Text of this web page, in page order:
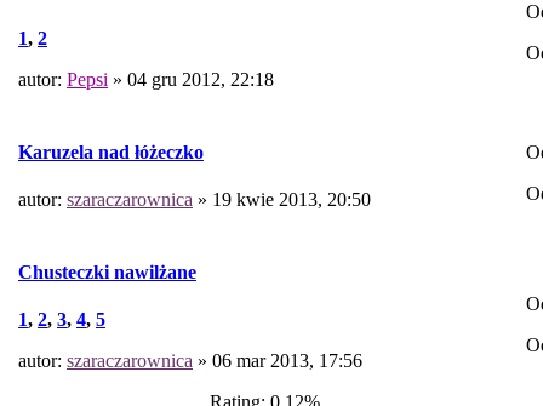
1, 2
autor: Pepsi » 04 gru 2012, 22:18
Karuzela nad łóżeczko
autor: szaraczarownica » 19 kwie 2013, 20:50
Chusteczki nawilżane
1, 2, 3, 4, 5
autor: szaraczarownica » 06 mar 2013, 17:56